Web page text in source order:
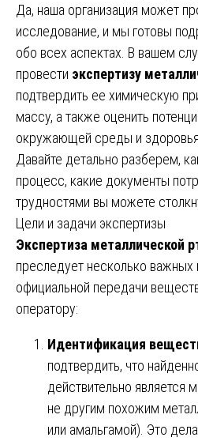
Да, наша организация может
исследование, и мы готовы
обо всех аспектах. В вашем
провести экспертизу
подтвердить ее химическую
массу, а также оценить
окружающей среды и
Давайте детально разберем,
процесс, какие документы
трудностями вы можете
Цели и задачи экспертизы
Экспертиза металлической
преследует несколько
официальной передачи
оператору:
Идентификация
подтвердить, что
действительно является
не другим похожим
или амальгамой). Это